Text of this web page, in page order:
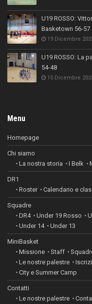
U19 ROSSO:
Basketown 56-57
19 Dicembre
U19 ROSSO: La
54-48
15 Dicembre
Menu
Homepage
Chi siamo
La nostra storia
I Belk
DR1
Roster
Calendario e
Squadre
DR4
Under 19 Rosso
Under 14
Under 13
MiniBasket
Missione
Staff
Le nostre palestre
City e Summer Camp
Contatti
Le nostre palestre